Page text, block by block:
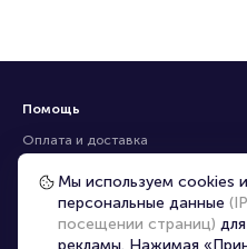
Помощь
Оплата и доставка
Частые вопросы
Перепродажа билетов
Организаторам
Мы используем cookies
персональные данные
посещении страниц)
рекламы. Нажимая